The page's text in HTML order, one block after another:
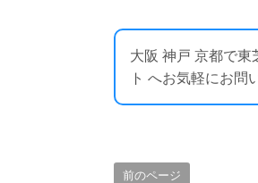
大阪 神戸 京都で
ト へお気軽にお問
前のページ